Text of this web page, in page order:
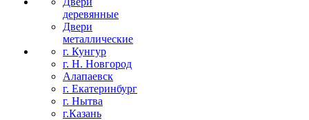
деревянные
Двери
металлические
г. Кунгур
г. Н. Новгород
Алапаевск
г. Екатеринбург
г. Нытва
г.Казань